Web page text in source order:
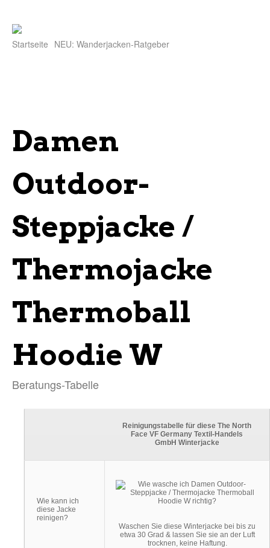
Startseite NEU: Wanderjacken-Ratgeber
Damen
Outdoor-
Steppjacke /
Thermojacke
Thermoball
Hoodie W
Beratungs-Tabelle
Reinigungstabelle für diese The North
Face VF Germany Textil-Handels
GmbH Winterjacke
Wie kann ich
diese Jacke
reinigen?
Waschen Sie diese Winterjacke bei bis zu
etwa 30 Grad & lassen Sie sie an der Luft
trocknen, keine Haftung.